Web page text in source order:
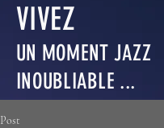
VIVEZ
UN MOMENT JAZZ
INOUBLIABLE ...
Post